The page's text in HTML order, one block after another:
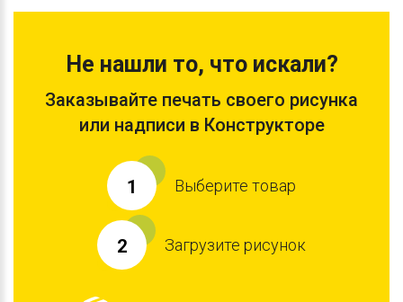
Не нашли то, что искали?
Заказывайте печать своего рисунка
или надписи в Конструкторе
1 Выберите товар
2 Загрузите рисунок